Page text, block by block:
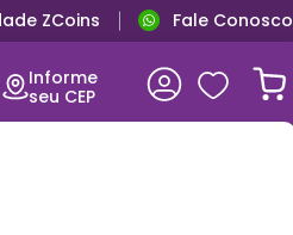
ZCoins Fale Conosco
Informe
seu CEP